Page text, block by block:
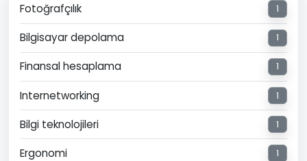
Fotoğrafçılık 1
Bilgisayar depolama 1
Finansal hesaplama 1
Internetworking 1
Bilgi teknolojileri 1
Ergonomi 1